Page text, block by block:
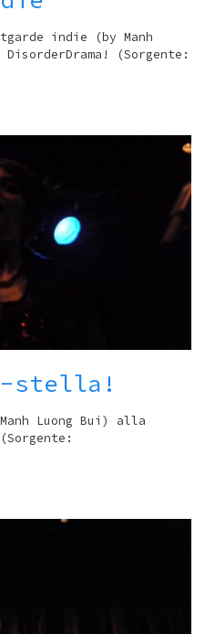
indie (by Manh
(Sorgente:
stella!
Luong Bui) alla